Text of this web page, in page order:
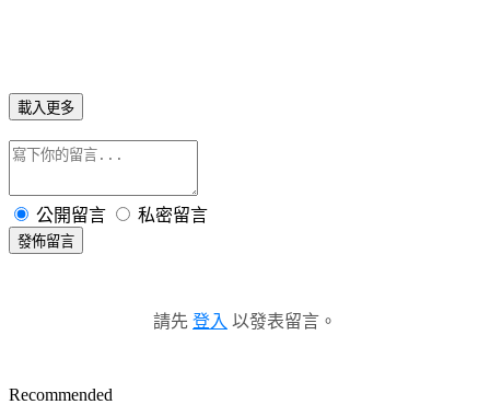
載入更多
公開留言 私密留言
發佈留言
請先 登入 以發表留言。
Recommended